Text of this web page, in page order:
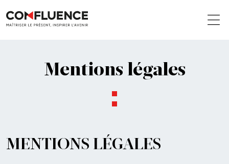
Mentions légales
MENTIONS LÉGALES